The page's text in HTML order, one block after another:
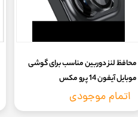
محافظ لنز دوربین مناسب برای گوشی
موبایل آیفون 14 پرو مکس
اتمام موجودی